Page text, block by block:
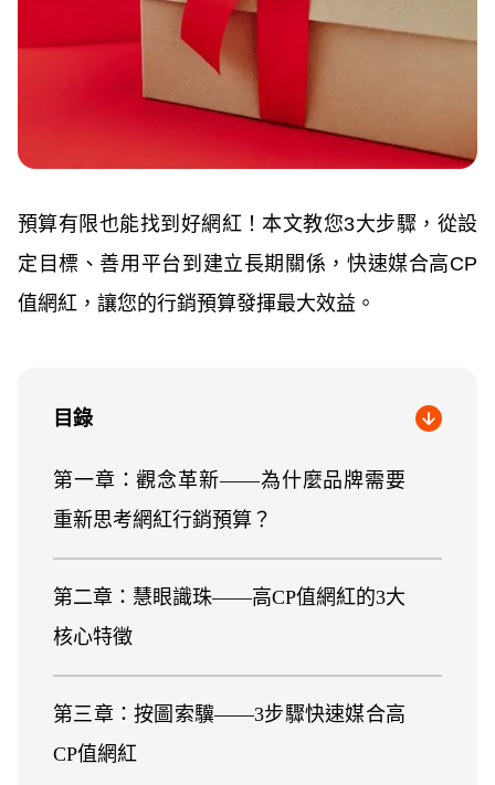
預算有限也能找到好網紅！本文教您3大步驟，從設
定目標、善用平台到建立長期關係，快速媒合高CP
值網紅，讓您的行銷預算發揮最大效益。
目錄
第一章：觀念革新——為什麼品牌需要
重新思考網紅行銷預算？
第二章：慧眼識珠——高CP值網紅的3大
核心特徵
第三章：按圖索驥——3步驟快速媒合高
CP值網紅